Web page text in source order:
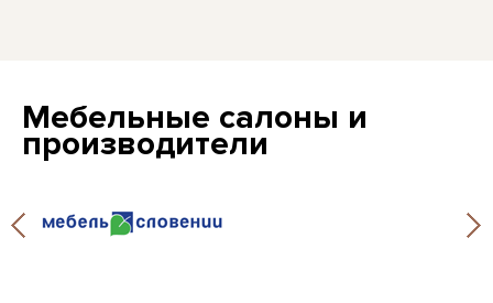
Мебельные салоны и
производители